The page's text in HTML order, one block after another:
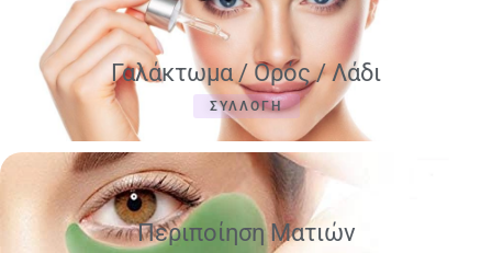
Γαλάκτωμα / Ορός / Λάδι
ΣΥΛΛΟΓΗ
Περιποίηση Ματιών